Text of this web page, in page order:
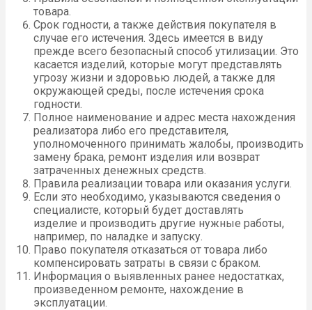
товара.
Срок годности, а также действия покупателя в
случае его истечения. Здесь имеется в виду
прежде всего безопасный способ утилизации. Это
касается изделий, которые могут представлять
угрозу жизни и здоровью людей, а также для
окружающей среды, после истечения срока
годности.
Полное наименование и адрес места нахождения
реализатора либо его представителя,
уполномоченного принимать жалобы, производить
замену брака, ремонт изделия или возврат
затраченных денежных средств.
Правила реализации товара или оказания услуги.
Если это необходимо, указываются сведения о
специалисте, который будет доставлять
изделие и производить другие нужные работы,
например, по наладке и запуску.
Право покупателя отказаться от товара либо
компенсировать затраты в связи с браком.
Информация о выявленных ранее недостатках,
произведенном ремонте, нахождение в
эксплуатации.